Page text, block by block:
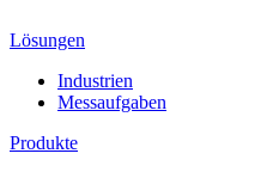
Lösungen
Industrien
Messaufgaben
Produkte